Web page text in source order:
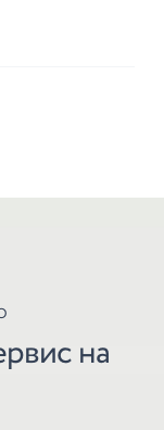
на